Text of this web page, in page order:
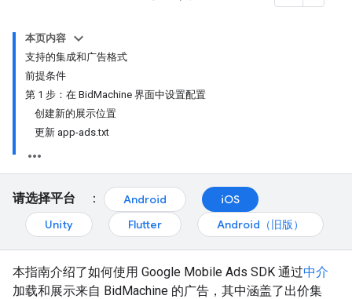
本页内容
支持的集成和广告格式
前提条件
第 1 步：在 BidMachine 界面中设置配置
创建新的展示位置
更新 app-ads.txt
请选择平台 ： Android
iOS
Unity
Flutter Android（旧版）
本指南介绍了如何使用 Google Mobile Ads SDK 通过中介
加载和展示来自 BidMachine 的广告，其中涵盖了出价集